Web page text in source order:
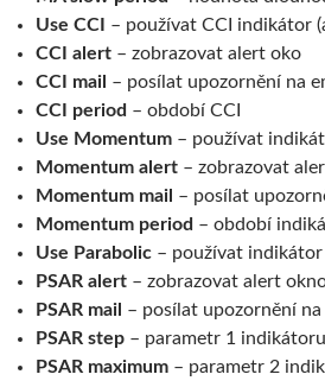
Use CCI
– používat CCI indikátor
CCI alert – zobrazovat alert oko
CCI mail – posílat upozornění na
CCI period – období CCI
Use Momentum – používat
Momentum alert – zobrazovat
Momentum mail – posílat
Momentum period – období
Use Parabolic – používat
PSAR alert – zobrazovat alert
PSAR mail – posílat upozornění na
PSAR step – parametr 1 indikátoru
PSAR maximum – parametr 2